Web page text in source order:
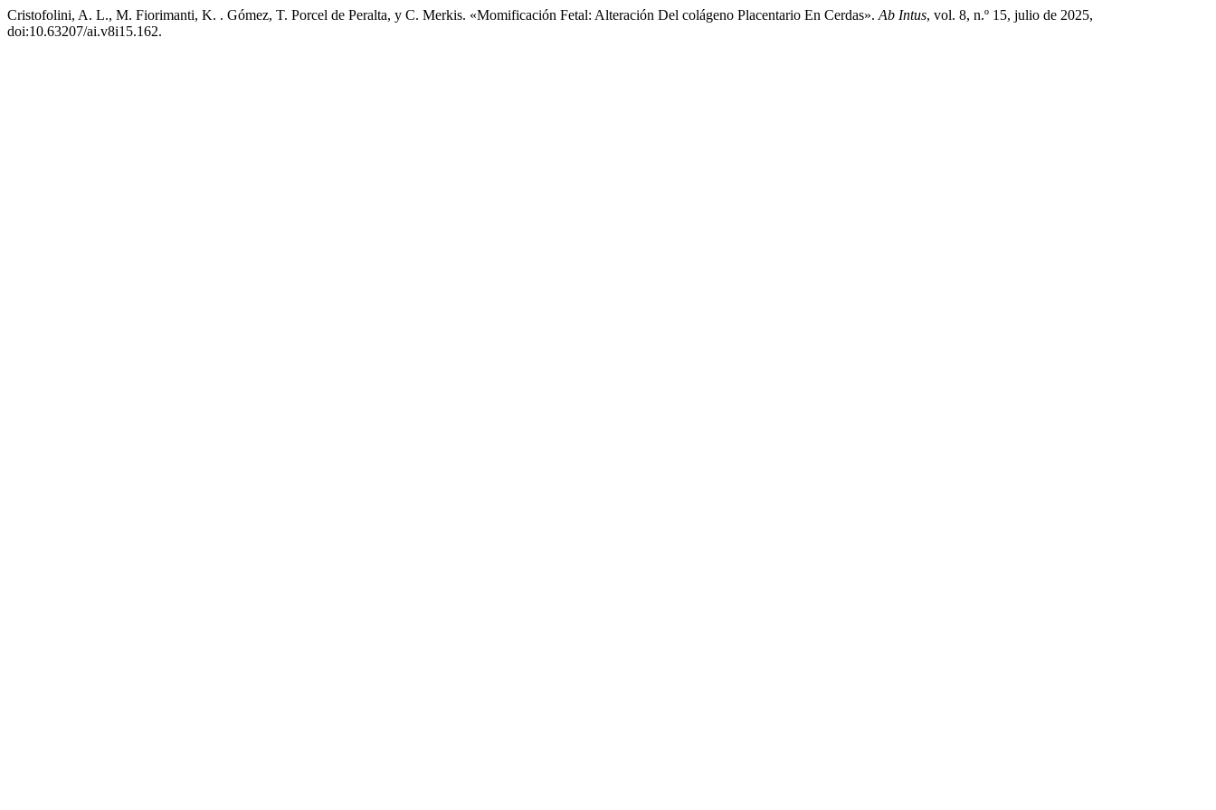
Cristofolini, A. L., M. Fiorimanti, K. . Gómez, T. Porcel de Peralta, y C. Merkis. «Momificación Fetal: Alteración Del colágeno Placentario En Cerdas». Ab Intus, vol. 8, n.º 15, julio de 2025,
doi:10.63207/ai.v8i15.162.